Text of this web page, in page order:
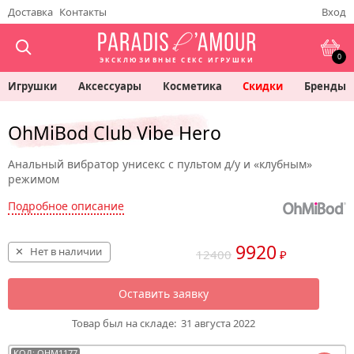
Доставка Контакты Вход
ЭКСКЛЮЗИВНЫЕ СЕКС ИГРУШКИ 0
Игрушки Аксессуары Косметика Скидки Бренды
OhMiBod Club Vibe Hero
Анальный вибратор унисекс с пультом д/у и «клубным»
режимом
Подробное описание
12400 9920 ₽
Нет в наличии
Оставить заявку
Товар был на складе: 31 августа 2022